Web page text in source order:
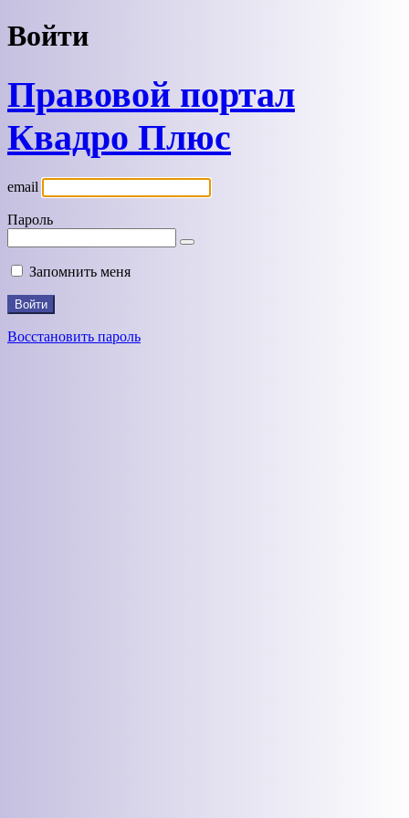
Войти
Правовой портал
Квадро Плюс
email
Пароль
Запомнить меня
Восстановить пароль